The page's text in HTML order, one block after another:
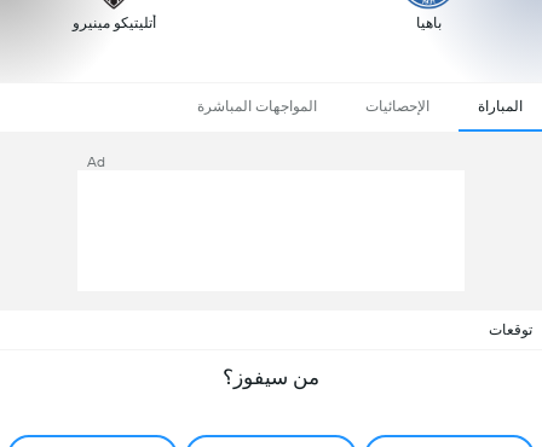
باهيا أتليتيكو مينيرو
المباراة الإحصائيات المواجهات المباشرة
Ad
توقعات
من سيفوز؟